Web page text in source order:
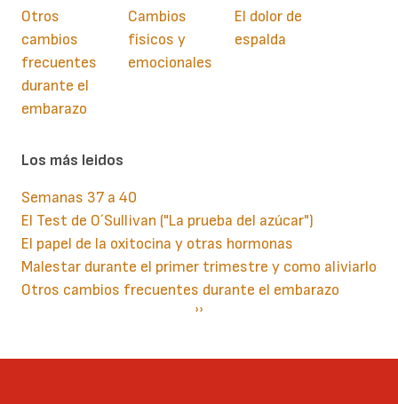
Otros
cambios
frecuentes
durante el
embarazo
Cambios
físicos y
emocionales
El dolor de
espalda
Los más leidos
Semanas 37 a 40
El Test de O´Sullivan ("La prueba del azúcar")
El papel de la oxitocina y otras hormonas
Malestar durante el primer trimestre y como aliviarlo
Otros cambios frecuentes durante el embarazo
Siguiente
››